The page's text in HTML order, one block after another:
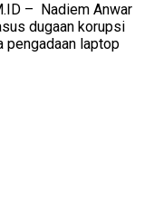
– Nadiem Anwar
dugaan korupsi
pengadaan laptop